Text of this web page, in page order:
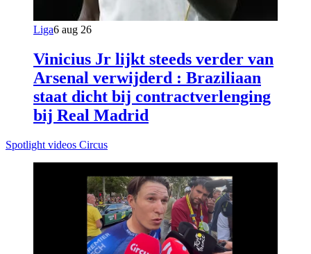
Liga6 aug 26
Vinicius Jr lijkt steeds verder van
Arsenal verwijderd : Braziliaan
staat dicht bij contractverlenging
bij Real Madrid
Spotlight videos Circus